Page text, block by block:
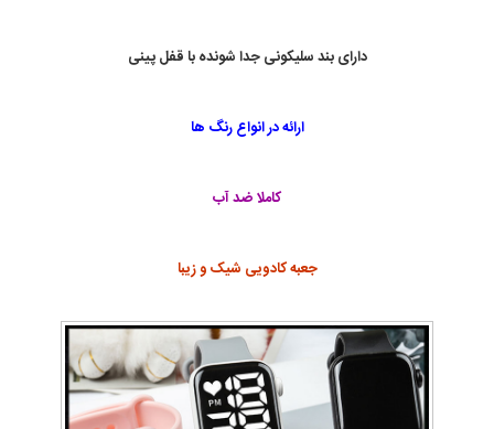
دارای بند سلیکونی جدا شونده با قفل پینی
ارائه در انواع رنگ ها
کاملا ضد آب
جعبه کادویی شیک و زیبا